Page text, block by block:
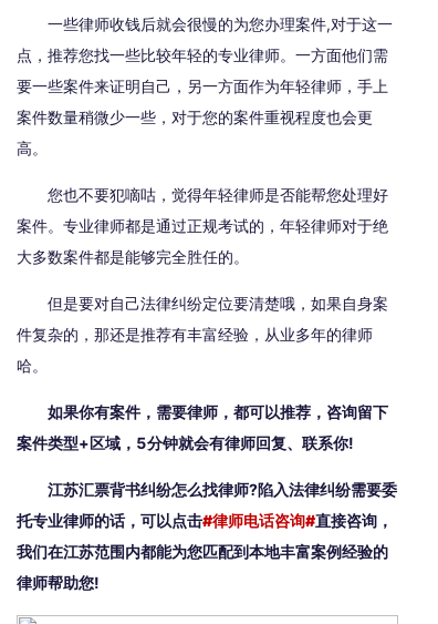
一些律师收钱后就会很慢的为您办理案件,对于这一
点，推荐您找一些比较年轻的专业律师。一方面他们需
要一些案件来证明自己，另一方面作为年轻律师，手上
案件数量稍微少一些，对于您的案件重视程度也会更
高。
您也不要犯嘀咕，觉得年轻律师是否能帮您处理好
案件。专业律师都是通过正规考试的，年轻律师对于绝
大多数案件都是能够完全胜任的。
但是要对自己法律纠纷定位要清楚哦，如果自身案
件复杂的，那还是推荐有丰富经验，从业多年的律师
哈。
如果你有案件，需要律师，都可以推荐，咨询留下
案件类型+区域，5分钟就会有律师回复、联系你!
江苏汇票背书纠纷怎么找律师?陷入法律纠纷需要委
托专业律师的话，可以点击#律师电话咨询#直接咨询，
我们在江苏范围内都能为您匹配到本地丰富案例经验的
律师帮助您!